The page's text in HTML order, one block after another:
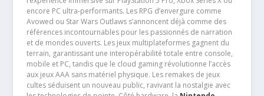
encore PC ultra-performants. Les RPG d’envergure comme
Avowed ou Star Wars Outlaws s’annoncent déjà comme des
références incontournables pour les passionnés de narration
et de mondes ouverts. Les jeux multiplateformes gagnent du
terrain, garantissant une interopérabilité totale entre console,
mobile et PC, tandis que le cloud gaming révolutionne l’accès
aux jeux AAA sans matériel physique. Les remakes de jeux
cultes séduisent un nouveau public, ravivant la nostalgie avec